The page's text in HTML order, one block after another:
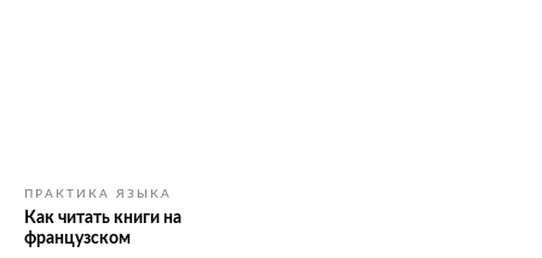
ПРАКТИКА ЯЗЫКА
Как читать книги на
французском